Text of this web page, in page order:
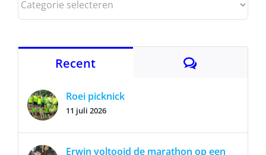
Categorieën
Roei picknick
11 juli 2026